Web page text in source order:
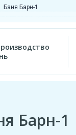
Баня Барн-1
Барн-1